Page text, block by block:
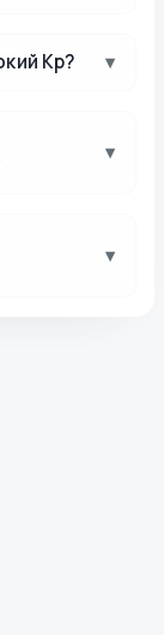
Kp? ▾
▾
▾